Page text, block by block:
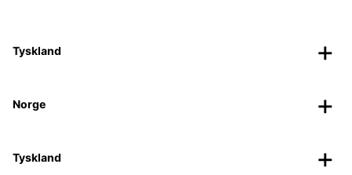
Tyskland
Norge
Tyskland